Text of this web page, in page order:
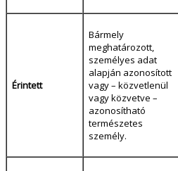
Érintett
Bármely
meghatározott,
személyes adat
alapján azonosított
vagy – közvetlenül
vagy közvetve –
azonosítható
természetes
személy.